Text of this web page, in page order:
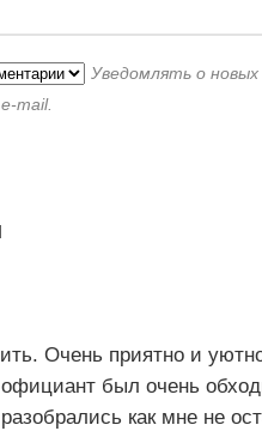
Уведомлять о новых
mail.
Очень приятно и
официант был очень
как мне не